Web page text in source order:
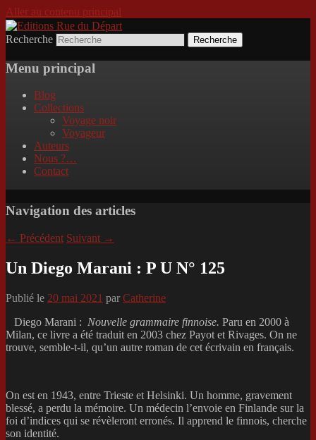
Aller au contenu principal
Editions Rue du Départ
Incitation au voyage, du roman noir au
poème.
Recherche
Menu principal
Blog
Collections
Voyage noir
Voyageur
Auteurs
Nous ?…
Contact
Navigation des articles
← Précédent Suivant →
Un Diego Marani : P U N° 125
Publié le 20 mai 2021 par Catherine
Diego Marani : Nouvelle grammaire finnoise. Paru en 2000 à
Milan, ce livre a été traduit en 2003 chez Payot et Rivages. On ne
trouve, semble-t-il, qu’un autre roman de cet écrivain en français.
On est en 1943, entre Trieste et Helsinki. Un homme, gravement
blessé, a perdu la mémoire. Un médecin l’envoie en Finlande sur la
foi d’indices qui se révèleront erronés. Il apprend le finnois, cherche
son identité.